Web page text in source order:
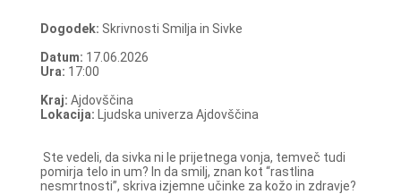
Dogodek: Skrivnosti Smilja in Sivke
Datum: 17.06.2026
Ura: 17:00
Kraj: Ajdovščina
Lokacija: Ljudska univerza Ajdovščina
Ste vedeli, da sivka ni le prijetnega vonja, temveč tudi
pomirja telo in um? In da smilj, znan kot “rastlina
nesmrtnosti”, skriva izjemne učinke za kožo in zdravje?